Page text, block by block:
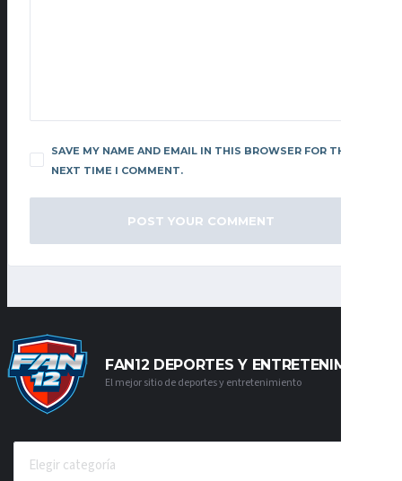
SAVE MY NAME AND EMAIL IN THIS BROWSER FOR THE
NEXT TIME I COMMENT.
FAN12 DEPORTES Y ENTRETENIMIENTO
El mejor sitio de deportes y entretenimiento